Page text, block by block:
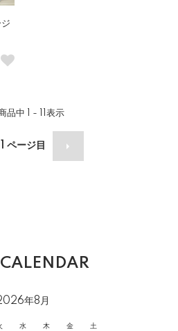
品中 1 - 11 表示
ページ目
年8月
水 木 金 土